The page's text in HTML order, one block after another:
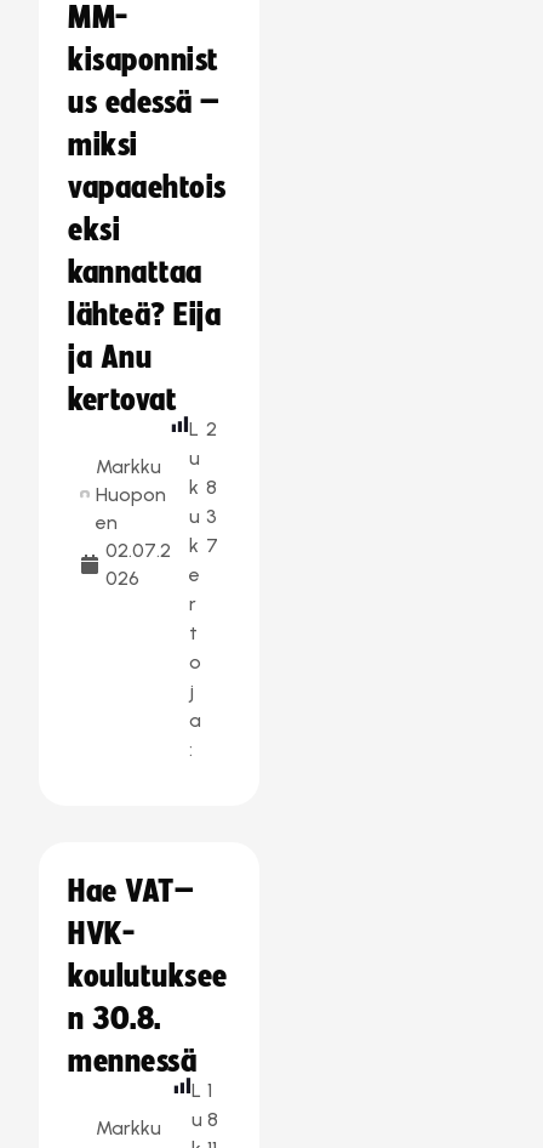
MM-
kisaponnist
us edessä –
miksi
vapaaehtois
eksi
kannattaa
lähteä? Eija
ja Anu
kertovat
Markku
Huopon
en
02.07.2
026
L
u
k
u
k
e
r
t
o
j
a
:
2
8
3
7
Hae VAT–
HVK-
koulutuksee
n 30.8.
mennessä
Markku
L
u
1
8